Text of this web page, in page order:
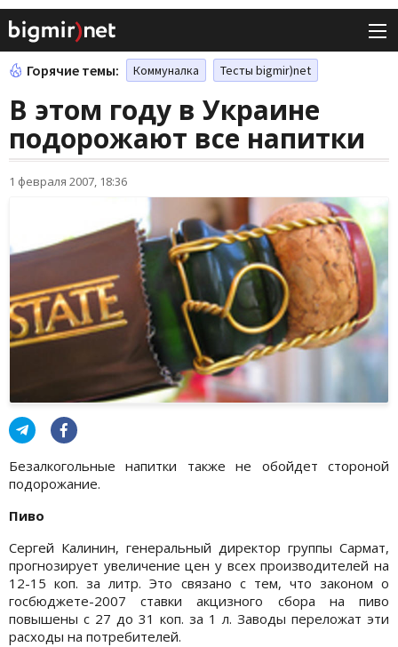
Горячие темы: Коммуналка Тесты bigmir)net
В этом году в Украине
подорожают все напитки
1 февраля 2007, 18:36
Безалкогольные напитки также не обойдет стороной
подорожание.
Пиво
Сергей Калинин, генеральный директор группы Сармат,
прогнозирует увеличение цен у всех производителей на
12-15 коп. за литр. Это связано с тем, что законом о
госбюджете-2007 ставки акцизного сбора на пиво
повышены с 27 до 31 коп. за 1 л. Заводы переложат эти
расходы на потребителей.